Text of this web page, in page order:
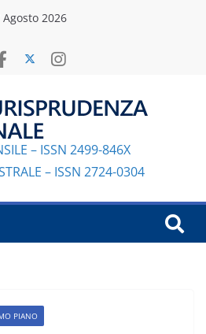
Agosto 2026
– ISSN 2499-846X
– ISSN 2724-0304
PIANO